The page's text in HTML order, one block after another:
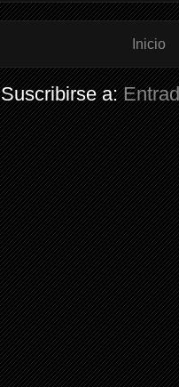
Inicio
Suscribirse a: